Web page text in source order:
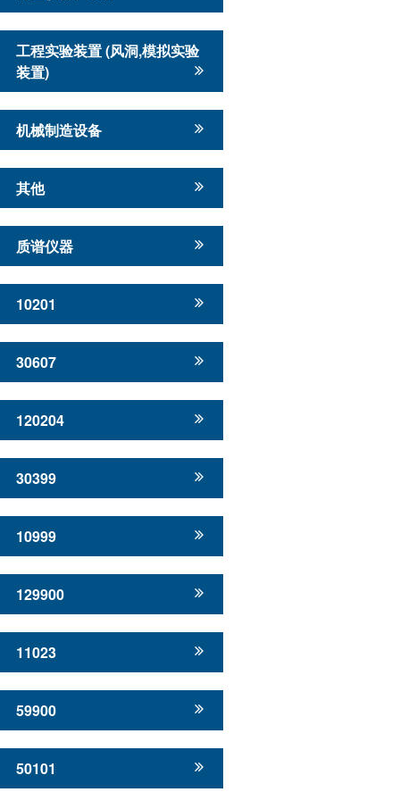
工程实验装置 (风洞,模拟实验
装置)
机械制造设备
其他
质谱仪器
10201
30607
120204
30399
10999
129900
11023
59900
50101